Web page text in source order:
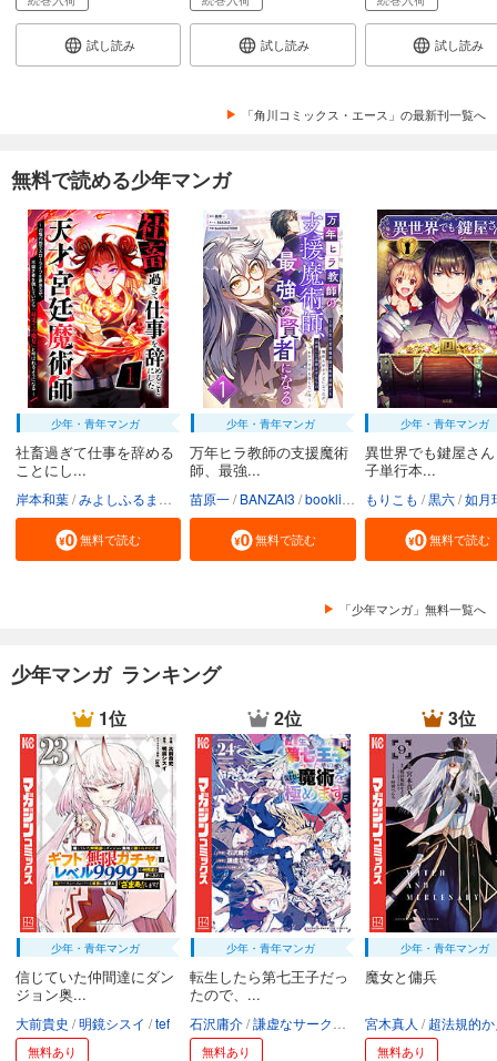
試し読み 試し読み 試し読み
「角川コミックス・エース」の最新刊一覧へ
無料で読める少年マンガ
少年・青年マンガ
社畜過ぎて仕事を辞める
ことにし...
岸本和葉 みよしふるまち booklistaSTUDIO
無料で読む
少年・青年マンガ
万年ヒラ教師の支援魔術
師、最強...
苗原一 BANZAI3 booklistaSTUDIO
無料で読む
少年・青年マンガ
異世界でも鍵屋さ
子単行本...
もりこも 黒六 如月
無料で読む
「少年マンガ」無料一覧へ
少年マンガ ランキング
1位
少年・青年マンガ
信じていた仲間達にダン
ジョン奥...
大前貴史 明鏡シスイ tef
無料あり
2位
少年・青年マンガ
転生したら第七王子だっ
たので、...
石沢庸介 謙虚なサークル メル。
無料あり
3位
少年・青年マンガ
魔女と傭兵
宮木真人 超法規的か
無料あり